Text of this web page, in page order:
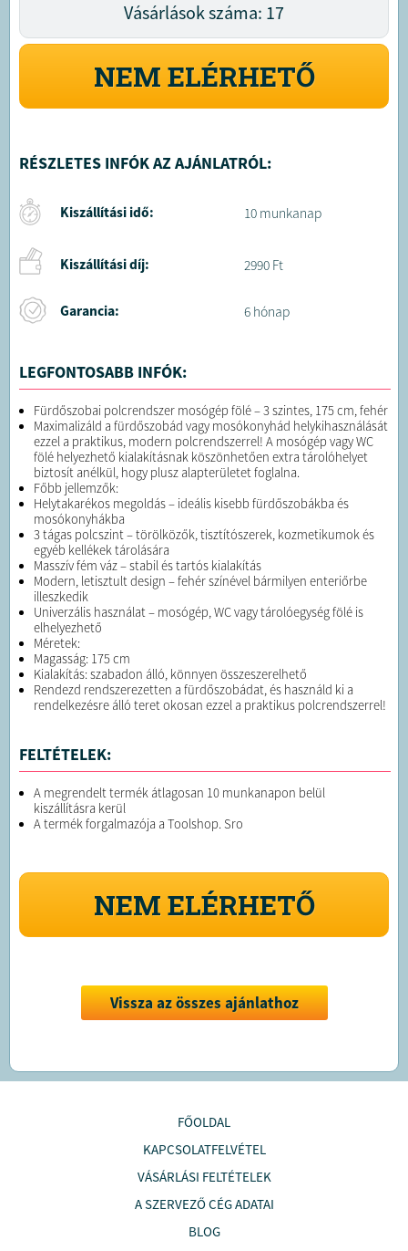
Vásárlások száma: 17
NEM ELÉRHETŐ
RÉSZLETES INFÓK AZ AJÁNLATRÓL:
Kiszállítási idő: 10 munkanap
Kiszállítási díj: 2990 Ft
Garancia: 6 hónap
LEGFONTOSABB INFÓK:
Fürdőszobai polcrendszer mosógép fölé – 3 szintes, 175 cm, fehér
Maximalizáld a fürdőszobád vagy mosókonyhád helykihasználását
ezzel a praktikus, modern polcrendszerrel! A mosógép vagy WC
fölé helyezhető kialakításnak köszönhetően extra tárolóhelyet
biztosít anélkül, hogy plusz alapterületet foglalna.
Főbb jellemzők:
Helytakarékos megoldás – ideális kisebb fürdőszobákba és
mosókonyhákba
3 tágas polcszint – törölközők, tisztítószerek, kozmetikumok és
egyéb kellékek tárolására
Masszív fém váz – stabil és tartós kialakítás
Modern, letisztult design – fehér színével bármilyen enteriőrbe
illeszkedik
Univerzális használat – mosógép, WC vagy tárolóegység fölé is
elhelyezhető
Méretek:
Magasság: 175 cm
Kialakítás: szabadon álló, könnyen összeszerelhető
Rendezd rendszerezetten a fürdőszobádat, és használd ki a
rendelkezésre álló teret okosan ezzel a praktikus polcrendszerrel!
FELTÉTELEK:
A megrendelt termék átlagosan 10 munkanapon belül
kiszállításra kerül
A termék forgalmazója a Toolshop. Sro
NEM ELÉRHETŐ
Vissza az összes ajánlathoz
FŐOLDAL
KAPCSOLATFELVÉTEL
VÁSÁRLÁSI FELTÉTELEK
A SZERVEZŐ CÉG ADATAI
BLOG